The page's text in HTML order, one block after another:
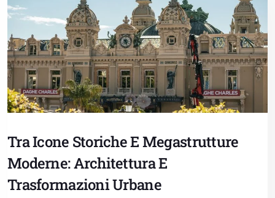
Tra Icone Storiche E Megastrutture
Moderne: Architettura E
Trasformazioni Urbane